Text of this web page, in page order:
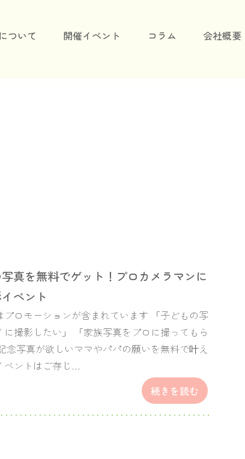
ついて 開催イベント コラム 会社概要
真を無料でゲット！プロカメラマンに
ベント
プロモーションが含まれています 「子どもの写
に撮影したい」 「家族写真をプロに撮ってもら
念写真が欲しいママやパパの願いを無料で叶え
ベントはご存じ…
続きを読む